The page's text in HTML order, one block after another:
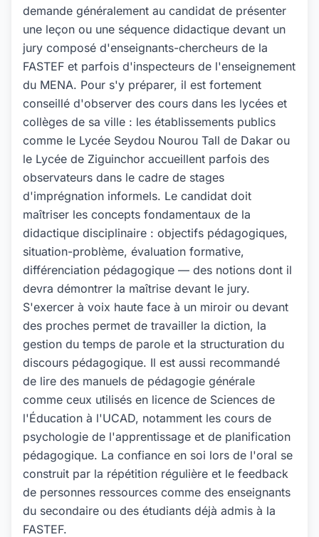
demande généralement au candidat de présenter
une leçon ou une séquence didactique devant un
jury composé d'enseignants-chercheurs de la
FASTEF et parfois d'inspecteurs de l'enseignement
du MENA. Pour s'y préparer, il est fortement
conseillé d'observer des cours dans les lycées et
collèges de sa ville : les établissements publics
comme le Lycée Seydou Nourou Tall de Dakar ou
le Lycée de Ziguinchor accueillent parfois des
observateurs dans le cadre de stages
d'imprégnation informels. Le candidat doit
maîtriser les concepts fondamentaux de la
didactique disciplinaire : objectifs pédagogiques,
situation-problème, évaluation formative,
différenciation pédagogique — des notions dont il
devra démontrer la maîtrise devant le jury.
S'exercer à voix haute face à un miroir ou devant
des proches permet de travailler la diction, la
gestion du temps de parole et la structuration du
discours pédagogique. Il est aussi recommandé
de lire des manuels de pédagogie générale
comme ceux utilisés en licence de Sciences de
l'Éducation à l'UCAD, notamment les cours de
psychologie de l'apprentissage et de planification
pédagogique. La confiance en soi lors de l'oral se
construit par la répétition régulière et le feedback
de personnes ressources comme des enseignants
du secondaire ou des étudiants déjà admis à la
FASTEF.